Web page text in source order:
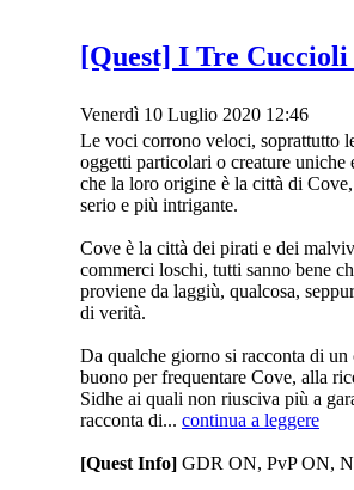
[Quest] I Tre Cuccioli
Venerdì 10 Luglio 2020 12:46
Le voci corrono veloci, soprattutto
oggetti particolari o creature uniche
che la loro origine è la città di
serio e più intrigante.
Cove è la città dei pirati e dei
commerci loschi, tutti sanno bene
proviene da laggiù, qualcosa,
di verità.
Da qualche giorno si racconta di
buono per frequentare Cove, alla
Sidhe ai quali non riusciva più a
racconta di... continua a leggere
[Quest Info] GDR ON, PvP ON,